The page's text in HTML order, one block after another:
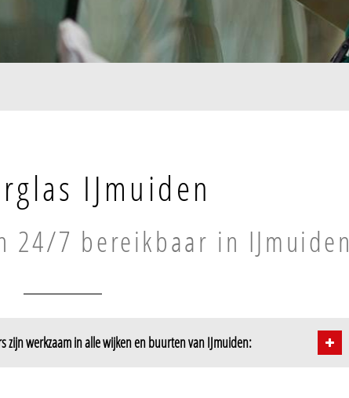
IJmuiden
24/7 bereikbaar in IJmuiden
zijn werkzaam in alle wijken en buurten van IJmuiden: